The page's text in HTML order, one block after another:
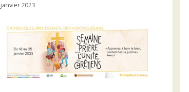
le
volume.
2023